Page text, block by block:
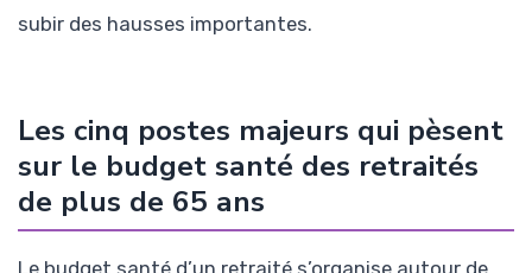
subir des hausses importantes.
Les cinq postes majeurs qui pèsent
sur le budget santé des retraités
de plus de 65 ans